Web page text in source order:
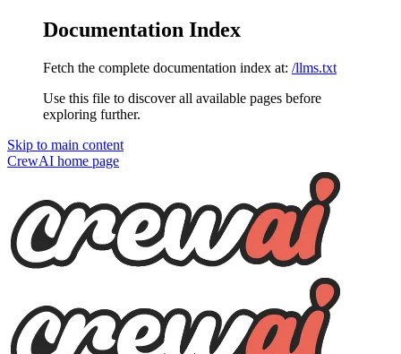
Documentation Index
Fetch the complete documentation index at: /llms.txt
Use this file to discover all available pages before
exploring further.
Skip to main content
CrewAI home page